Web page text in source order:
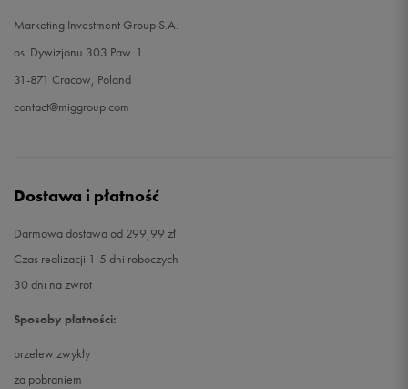
Marketing Investment Group S.A.
os. Dywizjonu 303 Paw. 1
31-871 Cracow, Poland
contact@miggroup.com
Dostawa i płatność
Darmowa dostawa od 299,99 zł
Czas realizacji 1-5 dni roboczych
30 dni na zwrot
Sposoby płatności:
przelew zwykły
za pobraniem